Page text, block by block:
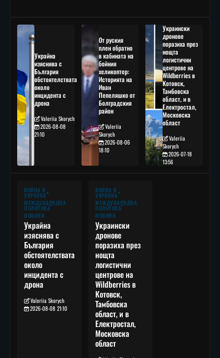
Украйна
изяснява с
България
обстоятелствата
около
инцидента с
дрона
Valeriia Skorych
2026-08-08
21:10
От руския
плен обратно
в кабината на
бойния
хеликоптер:
Историята на
Иван
Пепеляшко от
Болградския
район
Valeriia
Skorych
2026-08-06
18:10
Украински
дронове
поразиха през
нощта
логистични
центрове на
Wildberries в
Котовск,
Тамбовска
област, и в
Електростал,
Московска
област
Valeriia
Skorych
2026-07-18
13:56
ВОЙНА В
УКРАЙНА
МЕЖДУНАРОДНА
ПОЛИТИКА
НОВИНИ
Украйна
изяснява с
България
обстоятелствата
около
инцидента с
дрона
Valeriia Skorych
2026-08-08 21:10
ВОЙНА В
УКРАЙНА
МЕЖДУНАРОДНА
ПОЛИТИКА
НОВИНИ
Украински
дронове
поразиха през
нощта
логистични
центрове на
Wildberries в
Котовск,
Тамбовска
област, и в
Електростал,
Московска
област